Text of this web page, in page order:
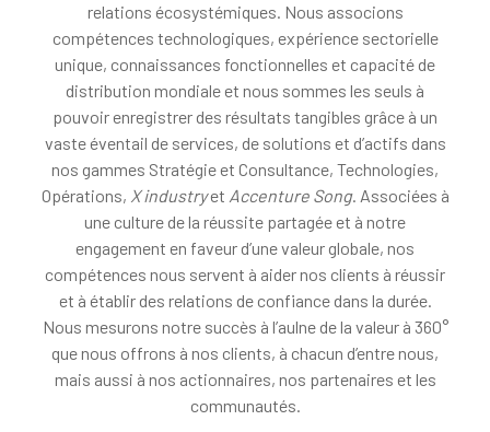
relations écosystémiques. Nous associons
compétences technologiques, expérience sectorielle
unique, connaissances fonctionnelles et capacité de
distribution mondiale et nous sommes les seuls à
pouvoir enregistrer des résultats tangibles grâce à un
vaste éventail de services, de solutions et d’actifs dans
nos gammes Stratégie et Consultance, Technologies,
Opérations, X industryet Accenture Song. Associées à
une culture de la réussite partagée et à notre
engagement en faveur d’une valeur globale, nos
compétences nous servent à aider nos clients à réussir
et à établir des relations de confiance dans la durée.
Nous mesurons notre succès à l’aulne de la valeur à 360°
que nous offrons à nos clients, à chacun d’entre nous,
mais aussi à nos actionnaires, nos partenaires et les
communautés.